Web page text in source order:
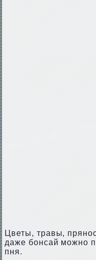
Цветы, травы,
даже бонсай можно
пня.